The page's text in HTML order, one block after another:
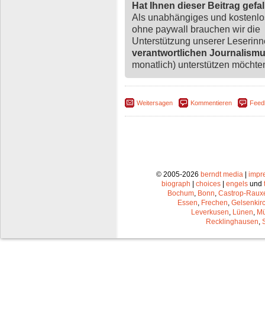
Hat Ihnen dieser Beitrag
Als unabhängiges und
ohne paywall brauchen wir die
Unterstützung unserer
verantwortlichen
monatlich) unterstützen
Weitersagen Kommentieren
© 2005-2026 berndt media|
biograph
choices engels und
Bochum, Bonn, Castrop-
Essen, Frechen,
Leverkusen, Lünen,
Recklinghausen,